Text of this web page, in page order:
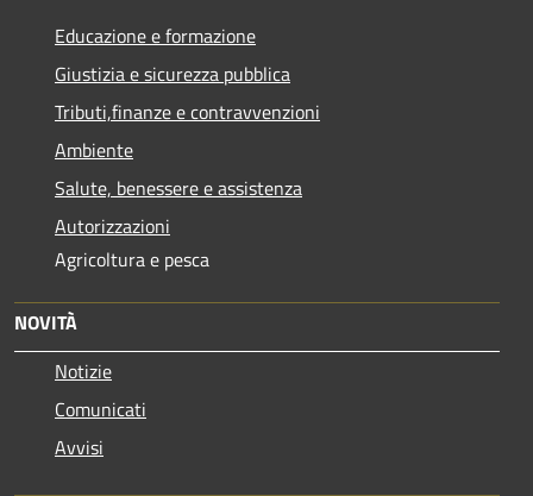
Educazione e formazione
Giustizia e sicurezza pubblica
Tributi,finanze e contravvenzioni
Ambiente
Salute, benessere e assistenza
Autorizzazioni
Agricoltura e pesca
NOVITÀ
Notizie
Comunicati
Avvisi